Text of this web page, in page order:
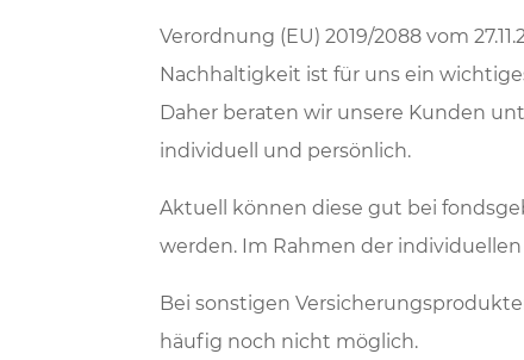
Verordnung (EU) 2019/2088 vom
Nachhaltigkeit ist für uns ein
Daher beraten wir unsere Kunden
individuell und persönlich.
Aktuell können diese gut bei
werden. Im Rahmen der
Bei sonstigen
häufig noch nicht möglich.